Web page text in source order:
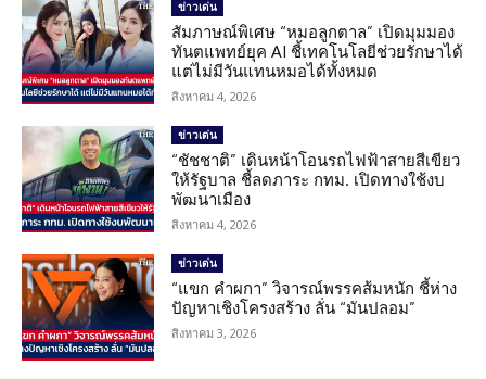
ข่าวเด่น
สัมภาษณ์พิเศษ “หมอลูกตาล” เปิดมุมมอง
ทันตแพทย์ยุค AI ชี้เทคโนโลยีช่วยรักษาได้
แต่ไม่มีวันแทนหมอได้ทั้งหมด
สิงหาคม 4, 2026
ข่าวเด่น
“ชัชชาติ” เดินหน้าโอนรถไฟฟ้าสายสีเขียว
ให้รัฐบาล ชี้ลดภาระ กทม. เปิดทางใช้งบ
พัฒนาเมือง
สิงหาคม 4, 2026
ข่าวเด่น
“แขก คำผกา” วิจารณ์พรรคส้มหนัก ชี้ห่าง
ปัญหาเชิงโครงสร้าง ลั่น “มันปลอม”
สิงหาคม 3, 2026